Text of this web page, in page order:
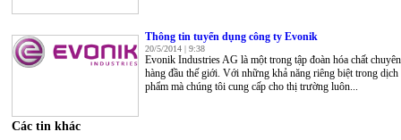
Thông tin tuyển dụng công ty Evonik
20/5/2014 | 9:38
Evonik Industries AG là một trong tập đoàn hóa chất
hàng đầu thế giới. Với những khả năng riêng biệt trong dịch
phẩm mà chúng tôi cung cấp cho thị trường luôn...
Các tin khác